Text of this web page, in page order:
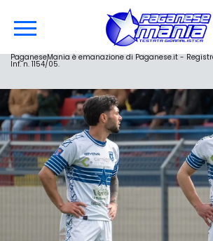
PaganeseMania è emanazione di Paganese.it -
Inf. n. 1154/05.